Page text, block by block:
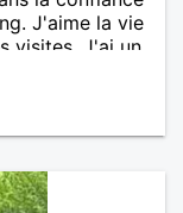
J'aime la vie
visites. J'ai un
ancré, posé.
souhaite
pour
affection.